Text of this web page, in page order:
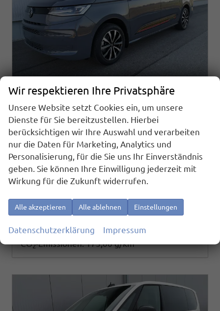
Volkswagen T7 Multivan
Sport Edition 2,0TDI DSG Lite LÜ 5 Sitzer
Getriebe
Automatik
Kraftstoff Diesel AußenfarbePuregrey
Leistung110 kW (150 PS) Kilometerstand10 km
01.08.2026
51.090,– €
incl. 19% MwSt.
Details
CO -Klasse: F
CO2-Emissionen:175,00 g/km
Wir respektieren Ihre Privatsphäre
Unsere Website setzt Cookies ein, um unsere
Dienste für Sie bereitzustellen. Hierbei
berücksichtigen wir Ihre Auswahl und verarbeiten
nur die Daten für Marketing, Analytics und
Personalisierung, für die Sie uns Ihr Einverständnis
geben. Sie können Ihre Einwilligung jederzeit mit
Wirkung für die Zukunft widerrufen.
Alle akzeptieren Alle ablehnen Einstellungen
Datenschutzerklärung Impressum